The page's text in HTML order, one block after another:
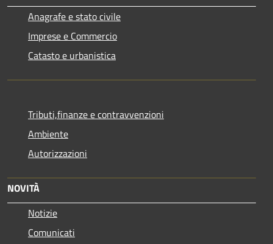
Anagrafe e stato civile
Imprese e Commercio
Catasto e urbanistica
Tributi,finanze e contravvenzioni
Ambiente
Autorizzazioni
NOVITÀ
Notizie
Comunicati